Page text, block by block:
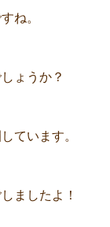
ね。
ょうか？
ています。
ましたよ！